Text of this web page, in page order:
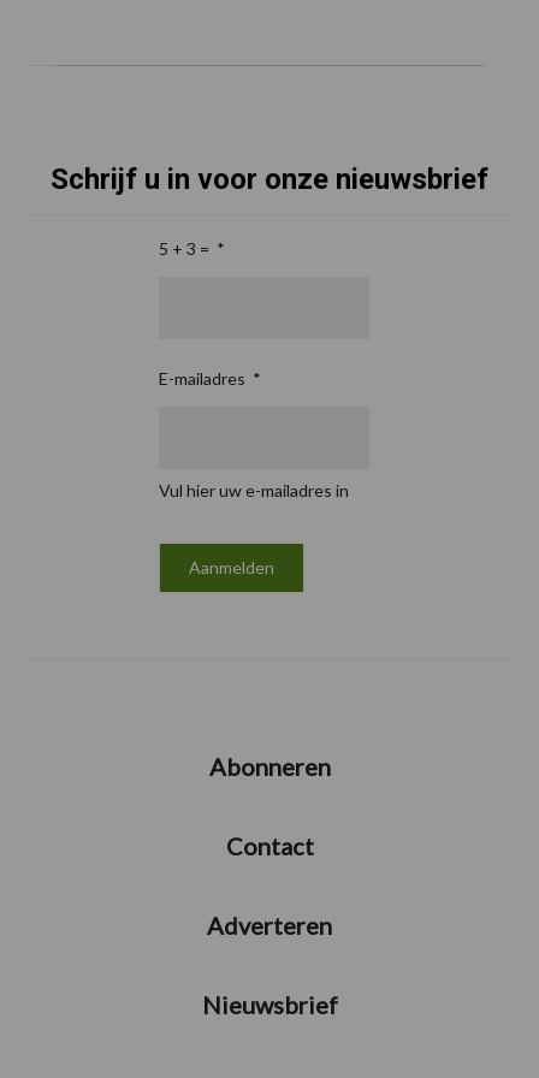
Schrijf u in voor onze nieuwsbrief
5 + 3 = *
E-mailadres *
Vul hier uw e-mailadres in
Abonneren
Contact
Adverteren
Nieuwsbrief